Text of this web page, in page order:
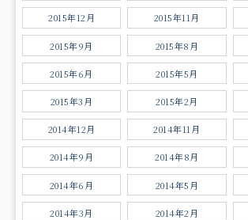
2015年12月 2015年11月
2015年9月 2015年8月
2015年6月 2015年5月
2015年3月 2015年2月
2014年12月 2014年11月
2014年9月 2014年8月
2014年6月 2014年5月
2014年3月 2014年2月